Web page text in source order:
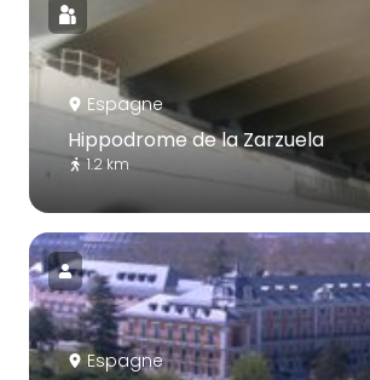
Espagne
Hippodrome de la Zarzuela
1.2 km
Espagne